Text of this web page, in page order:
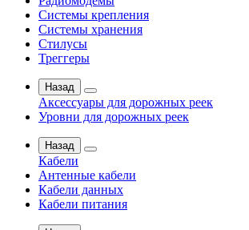
Системы крепления
Системы хранения
Стилусы
Треггеры
Назад
Аксессуары для дорожных реек
Уровни для дорожных реек
Назад
Кабели
Антенные кабели
Кабели данных
Кабели питания